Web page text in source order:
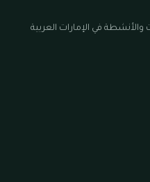
في الإمارات العربية